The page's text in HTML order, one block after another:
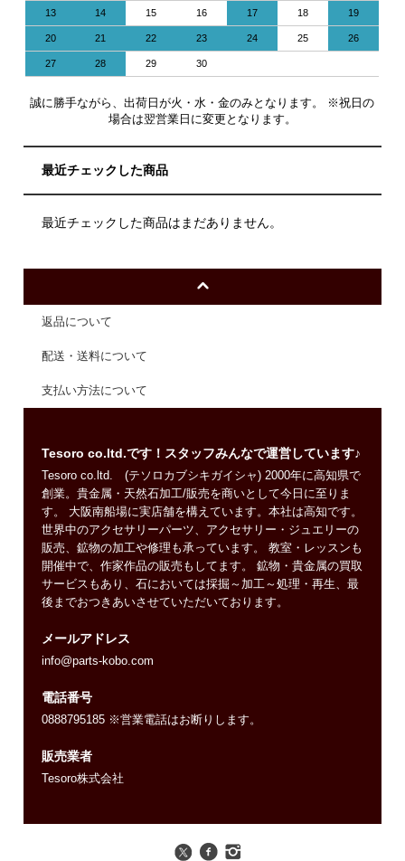
13 14 15 16 17 18 19
20 21 22 23 24 25 26
27 28 29 30
誠に勝手ながら、出荷日が火・水・金のみとなります。 ※祝日の
場合は翌営業日に変更となります。
最近チェックした商品
最近チェックした商品はまだありません。
返品について
配送・送料について
支払い方法について
Tesoro co.ltd.です！スタッフみんなで運営しています♪
Tesoro co.ltd. (テソロカブシキガイシャ) 2000年に高知県で
創業。貴金属・天然石加工/販売を商いとして今日に至りま
す。 大阪南船場に実店舗を構えています。本社は高知です。
世界中のアクセサリーパーツ、アクセサリー・ジュエリーの
販売、鉱物の加工や修理も承っています。 教室・レッスンも
開催中で、作家作品の販売もしてます。 鉱物・貴金属の買取
サービスもあり、石においては採掘～加工～処理・再生、最
後までおつきあいさせていただいております。
メールアドレス
info@parts-kobo.com
電話番号
0888795185 ※営業電話はお断りします。
販売業者
Tesoro株式会社